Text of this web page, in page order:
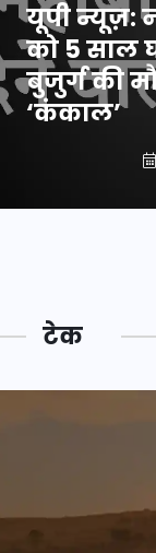
यूपी न्यूज़:
को 5 साल
बुजुर्ग की
‘कंकाल’
टेक